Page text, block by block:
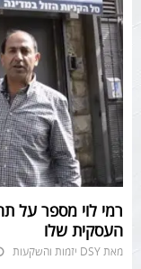
רמי לוי מספר על
העסקית שלו
מאתDSY יזמות והשקעות